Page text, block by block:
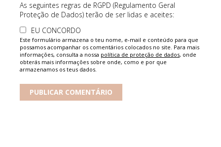
As seguintes regras de RGPD (Regulamento Geral
Proteção de Dados) terão de ser lidas e aceites:
EU CONCORDO
Este formulário armazena o teu nome, e-mail e conteúdo para que
possamos acompanhar os comentários colocados no site. Para mais
informações, consulta a nossa política de proteção de dados, onde
obterás mais informações sobre onde, como e por que
armazenamos os teus dados.